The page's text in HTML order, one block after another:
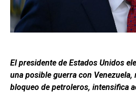
El presidente de Estados Unidos
una posible guerra con Venezuela,
bloqueo de petroleros, intensifica